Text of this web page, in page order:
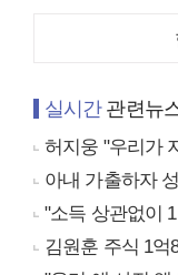
실시간관련뉴
허지웅 "우리가 지
아내 가출하자
"소득 상관없이
김원훈 주식 1